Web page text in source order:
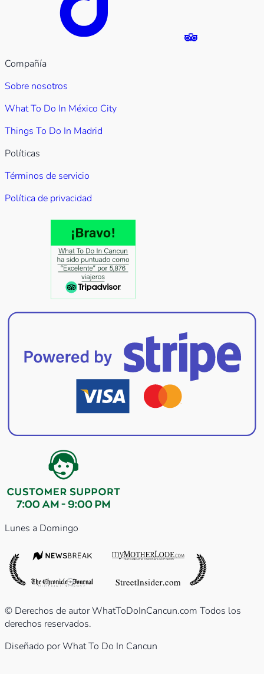
Compañía
Sobre nosotros
What To Do In México City
Things To Do In Madrid
Políticas
Términos de servicio
Política de privacidad
Lunes a Domingo
© Derechos de autor WhatToDoInCancun.com Todos los
derechos reservados.
Diseñado por What To Do In Cancun